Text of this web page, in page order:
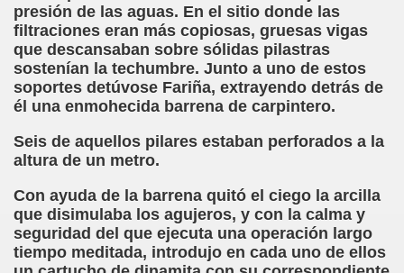
presión de las aguas. En el sitio donde las
filtraciones eran más copiosas, gruesas vigas
que descansaban sobre sólidas pilastras
sostenían la techumbre. Junto a uno de estos
soportes detúvose Fariña, extrayendo detrás de
él una enmohecida barrena de carpintero.
Seis de aquellos pilares estaban perforados a la
altura de un metro.
Con ayuda de la barrena quitó el ciego la arcilla
que disimulaba los agujeros, y con la calma y
seguridad del que ejecuta una operación largo
tiempo meditada, introdujo en cada uno de ellos
Fernández del Campo)
Piedrahita)
Sánchez)
el Departamento de Policía (Fernando Casasola)